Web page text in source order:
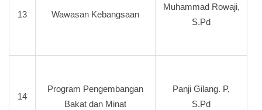
13 Wawasan Kebangsaan
Muhammad Rowaji,
S.Pd
14
Program Pengembangan
Bakat dan Minat
Panji Gilang. P,
S.Pd